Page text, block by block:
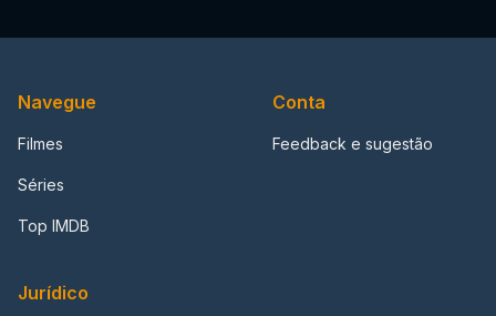
Navegue
Filmes
Séries
Top IMDB
Conta
Feedback e sugestão
Jurídico